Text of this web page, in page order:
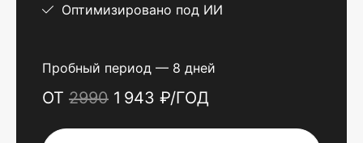
Оптимизировано под ИИ
Пробный период — 8 дней
ОТ 2990 1 943 ₽/ГОД